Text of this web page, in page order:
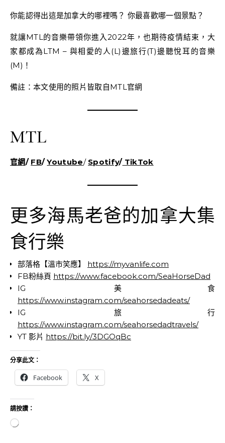
你能認得出這是加拿大的哪裡嗎？ 你最喜歡哪一個景點？
就讓MTL的音樂帶領你進入2022年，也期待疫情結束，大
家都成為LTM – 與相愛的人(L)邊旅行(T)邊聽悅耳的音樂
(M)！
備註：本文使用的照片皆取自MTL官網
MTL
官網/ FB/Youtube/ Spotify/TikTok
更多海馬老爸的加拿大集
食行樂
部落格【溫市笑應】 https://myvanlife.com
FB粉絲頁 https://www.facebook.com/SeaHorseDad
IG 美食
https://www.instagram.com/seahorsedadeats/
IG 旅行
https://www.instagram.com/seahorsedadtravels/
YT 影片 https://bit.ly/3DGOqBc
分享此文：
Facebook X
請按讚：
正在載入...